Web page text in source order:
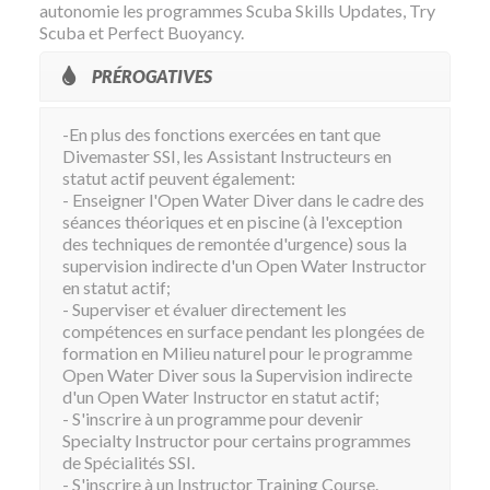
autonomie les programmes Scuba Skills Updates, Try
Scuba et Perfect Buoyancy.
PRÉROGATIVES
-En plus des fonctions exercées en tant que
Divemaster SSI, les Assistant Instructeurs en
statut actif peuvent également:
- Enseigner l'Open Water Diver dans le cadre des
séances théoriques et en piscine (à l'exception
des techniques de remontée d'urgence) sous la
supervision indirecte d'un Open Water Instructor
en statut actif;
- Superviser et évaluer directement les
compétences en surface pendant les plongées de
formation en Milieu naturel pour le programme
Open Water Diver sous la Supervision indirecte
d'un Open Water Instructor en statut actif;
- S'inscrire à un programme pour devenir
Specialty Instructor pour certains programmes
de Spécialités SSI.
- S'inscrire à un Instructor Training Course.